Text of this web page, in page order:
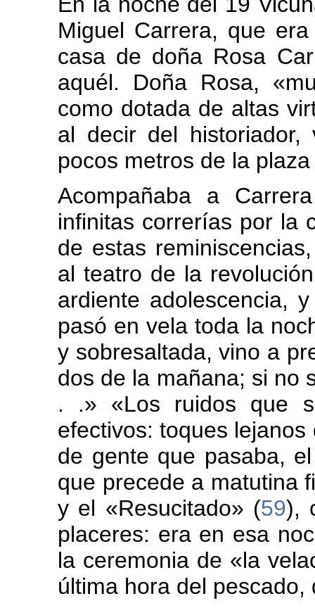
Miguel Carrera, que
casa de doña Rosa
aquél. Doña Rosa,
como dotada de altas
al decir del
pocos metros de la
Acompañaba a
infinitas correrías por la
de estas
al teatro de la
ardiente adolescencia,
pasó en vela toda la
y sobresaltada, vino a
dos de la mañana; si no
. .» «Los ruidos que
efectivos: toques
de gente que pasaba,
que precede a matutina
y el «Resucitado» (59),
placeres: era en esa
la ceremonia de «la
última hora del